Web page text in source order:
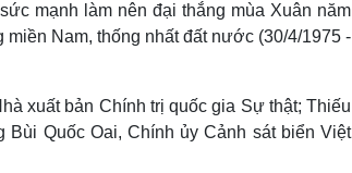
mạnh làm nên đại thắng mùa Xuân năm
Nam, thống nhất đất nước (30/4/1975 -
xuất bản Chính trị quốc gia Sự thật; Thiếu
Quốc Oai, Chính ủy Cảnh sát biển Việt